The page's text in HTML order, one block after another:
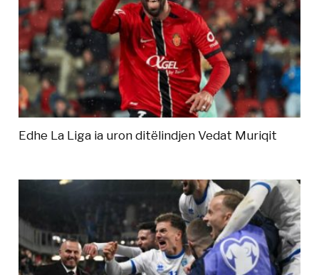
Edhe La Liga ia uron ditëlindjen Vedat Muriqit